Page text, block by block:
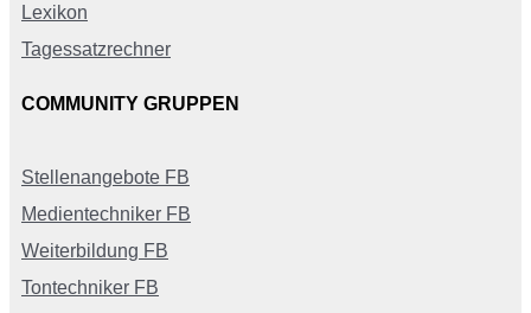
Lexikon
Tagessatzrechner
COMMUNITY GRUPPEN
Stellenangebote FB
Medientechniker FB
Weiterbildung FB
Tontechniker FB